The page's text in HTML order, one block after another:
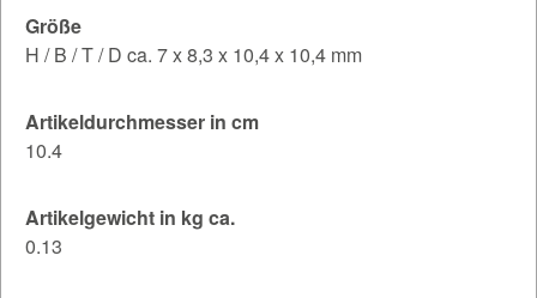
Größe
H / B / T / D ca. 7 x 8,3 x 10,4 x 10,4 mm
Artikeldurchmesser in cm
10.4
Artikelgewicht in kg ca.
0.13